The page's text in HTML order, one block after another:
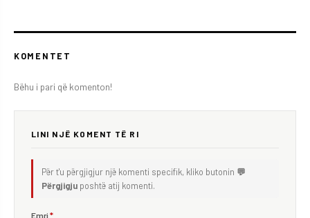
KOMENTET
Bëhu i pari që komenton!
LINI NJË KOMENT TË RI
Për t'u përgjigjur një komenti specifik, kliko butonin 💬
Përgjigju poshtë atij komenti.
Emri *